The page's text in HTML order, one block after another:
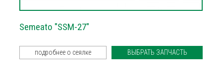
Semeato "SSM-27"
подробнее о сеялке ВЫБРАТЬ ЗАПЧАСТЬ